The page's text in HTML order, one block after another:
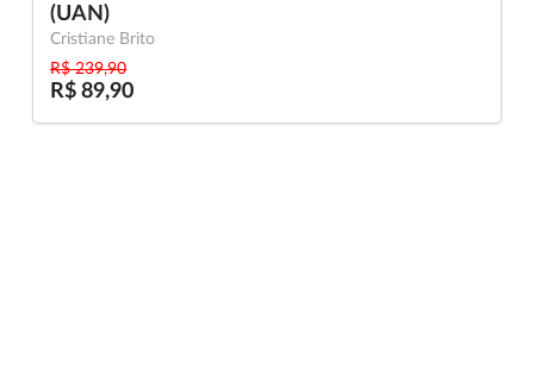
(UAN)
Cristiane Brito
R$ 239,90
R$ 89,90